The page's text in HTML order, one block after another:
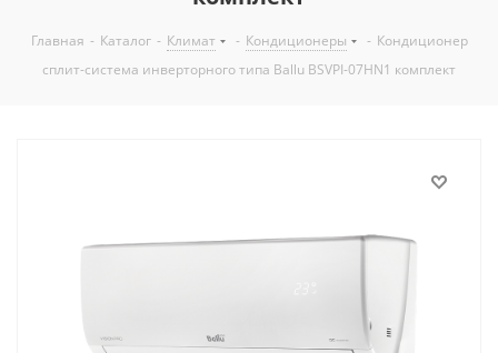
Главная - Каталог - Климат - Кондиционеры - Кондиционер
сплит-система инверторного типа Ballu BSVPI-07HN1 комплект